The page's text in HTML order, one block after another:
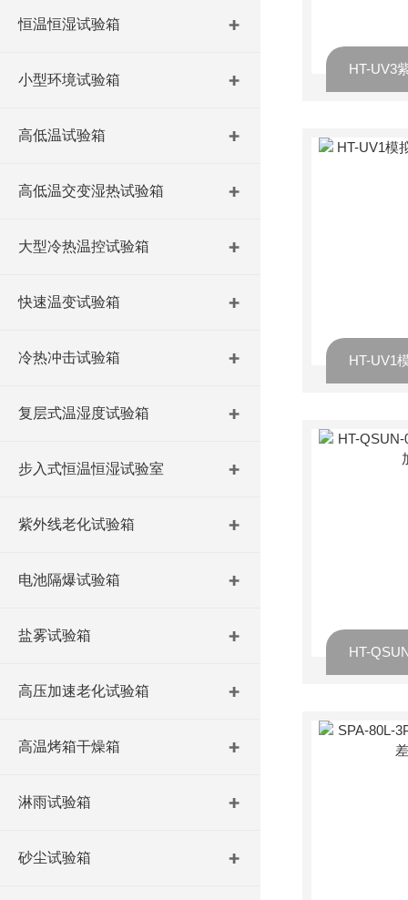
恒温恒湿试验箱
小型环境试验箱
高低温试验箱
高低温交变湿热试验箱
大型冷热温控试验箱
快速温变试验箱
冷热冲击试验箱
复层式温湿度试验箱
步入式恒温恒湿试验室
紫外线老化试验箱
电池隔爆试验箱
盐雾试验箱
高压加速老化试验箱
高温烤箱干燥箱
淋雨试验箱
砂尘试验箱